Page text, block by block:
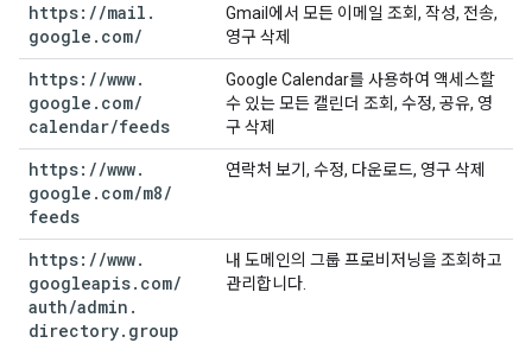
https: //mail .
google . com/
Gmail에서 모든 이메일 조회, 작성, 전송,
영구 삭제
https: //www.
google . com/
calendar/feeds
Google Calendar를 사용하여 액세스할
수 있는 모든 캘린더 조회, 수정, 공유, 영
구 삭제
https: //www.
google . com/m8/
feeds
연락처 보기, 수정, 다운로드, 영구 삭제
https: //www.
googleapis. com/
auth/admin .
directory. group
내 도메인의 그룹 프로비저닝을 조회하고
관리합니다.